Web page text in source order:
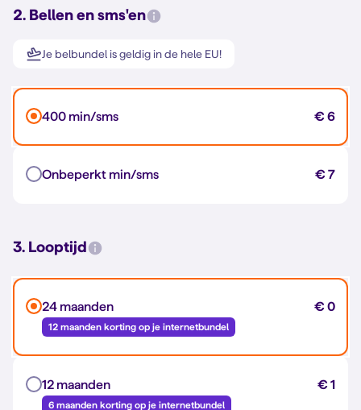
2. Bellen en sms'en
Je belbundel is geldig in de hele EU!
400 min/sms € 6
Onbeperkt min/sms € 7
3. Looptijd
24 maanden
12 maanden korting op je internetbundel
€ 0
12 maanden
6 maanden korting op je internetbundel
€ 1